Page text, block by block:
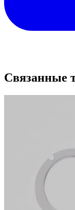
Связанные